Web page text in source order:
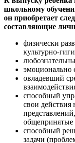
школьному
он приобретает
составляющие
физически
культурно-
эмоционально
овладевший
способный
свои
общепринятые
способный
задачи